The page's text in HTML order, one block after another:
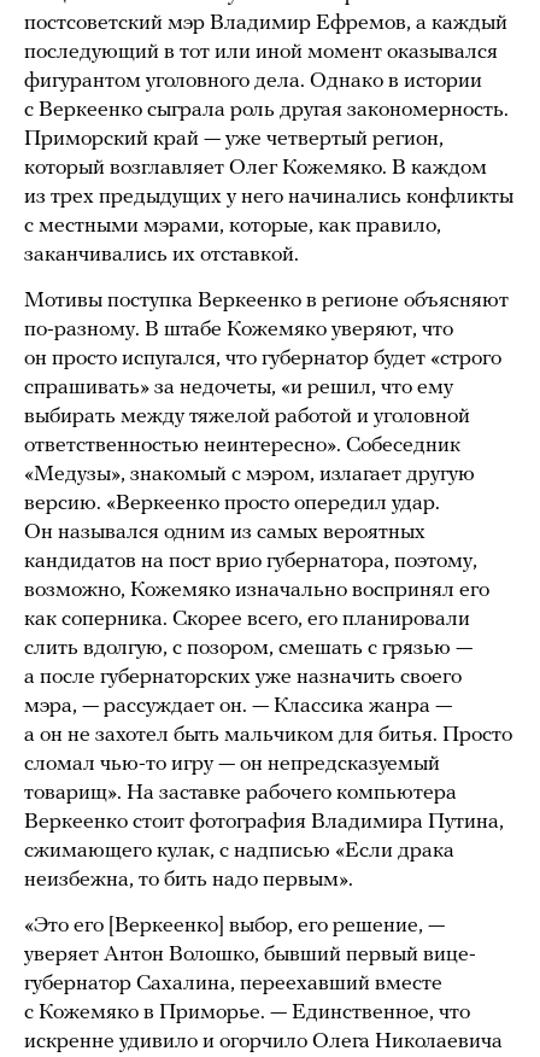
постсоветский мэр Владимир Ефремов, а каждый
последующий в тот или иной момент оказывался
фигурантом уголовного дела. Однако в истории
с Веркеенко сыграла роль другая закономерность.
Приморский край — уже четвертый регион,
который возглавляет Олег Кожемяко. В каждом
из трех предыдущих у него начинались конфликты
с местными мэрами, которые, как правило,
заканчивались их отставкой.
Мотивы поступка Веркеенко в регионе объясняют
по-разному. В штабе Кожемяко уверяют, что
он просто испугался, что губернатор будет «строго
спрашивать» за недочеты, «и решил, что ему
выбирать между тяжелой работой и уголовной
ответственностью неинтересно». Собеседник
«Медузы», знакомый с мэром, излагает другую
версию. «Веркеенко просто опередил удар.
Он назывался одним из самых вероятных
кандидатов на пост врио губернатора, поэтому,
возможно, Кожемяко изначально воспринял его
как соперника. Скорее всего, его планировали
слить вдолгую, с позором, смешать с грязью —
а после губернаторских уже назначить своего
мэра, — рассуждает он. — Классика жанра —
а он не захотел быть мальчиком для битья. Просто
сломал чью-то игру — он непредсказуемый
товарищ». На заставке рабочего компьютера
Веркеенко стоит фотография Владимира Путина,
сжимающего кулак, с надписью «Если драка
неизбежна, то бить надо первым».
«Это его [Веркеенко] выбор, его решение, —
уверяет Антон Волошко, бывший первый вице-
губернатор Сахалина, переехавший вместе
с Кожемяко в Приморье. — Единственное, что
искренне удивило и огорчило Олега Николаевича